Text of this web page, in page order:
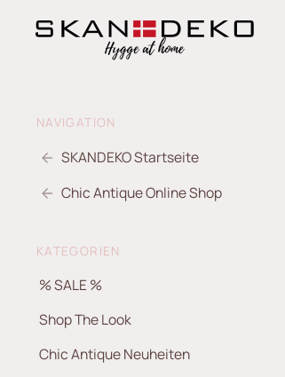
NAVIGATION
SKANDEKO Startseite
Chic Antique Online Shop
KATEGORIEN
% SALE %
Shop The Look
Chic Antique Neuheiten